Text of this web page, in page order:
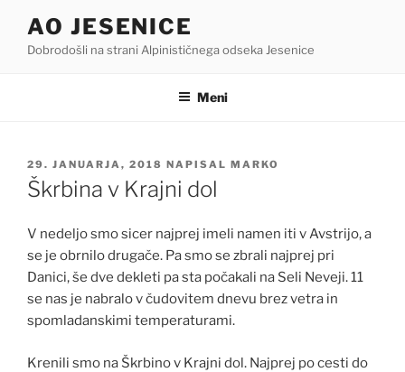
vsebino
AO JESENICE
Dobrodošli na strani Alpinističnega odseka Jesenice
Meni
OBJAVLJENO
DNE
29. JANUARJA, 2018 NAPISAL MARKO
Škrbina v Krajni dol
V nedeljo smo sicer najprej imeli namen iti v Avstrijo, a
se je obrnilo drugače. Pa smo se zbrali najprej pri
Danici, še dve dekleti pa sta počakali na Seli Neveji. 11
se nas je nabralo v čudovitem dnevu brez vetra in
spomladanskimi temperaturami.
Krenili smo na Škrbino v Krajni dol. Najprej po cesti do